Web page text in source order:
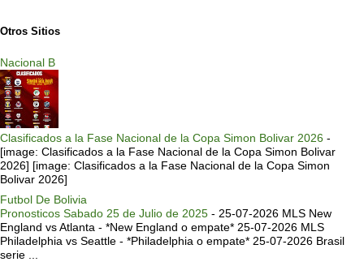
Otros Sitios
Nacional B
Clasificados a la Fase Nacional de la Copa Simon Bolivar 2026 -
[image: Clasificados a la Fase Nacional de la Copa Simon Bolivar
2026] [image: Clasificados a la Fase Nacional de la Copa Simon
Bolivar 2026]
Futbol De Bolivia
Pronosticos Sabado 25 de Julio de 2025 - 25-07-2026 MLS New
England vs Atlanta - *New England o empate* 25-07-2026 MLS
Philadelphia vs Seattle - *Philadelphia o empate* 25-07-2026 Brasil
serie ...